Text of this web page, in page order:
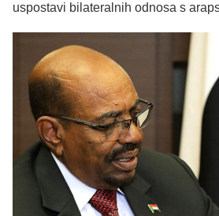
uspostavi bilateralnih odnosa s